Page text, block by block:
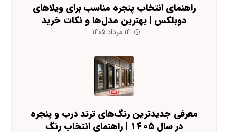
راهنمای انتخاب پنجره مناسب برای ویلاهای
دوبلکس | بهترین مدل‌ها و نکات خرید
۱۴ مرداد ۱۴۰۵
معرفی جدیدترین رنگ‌های ترند درب و پنجره
در سال ۱۴۰۵ | راهنمای انتخاب رنگ